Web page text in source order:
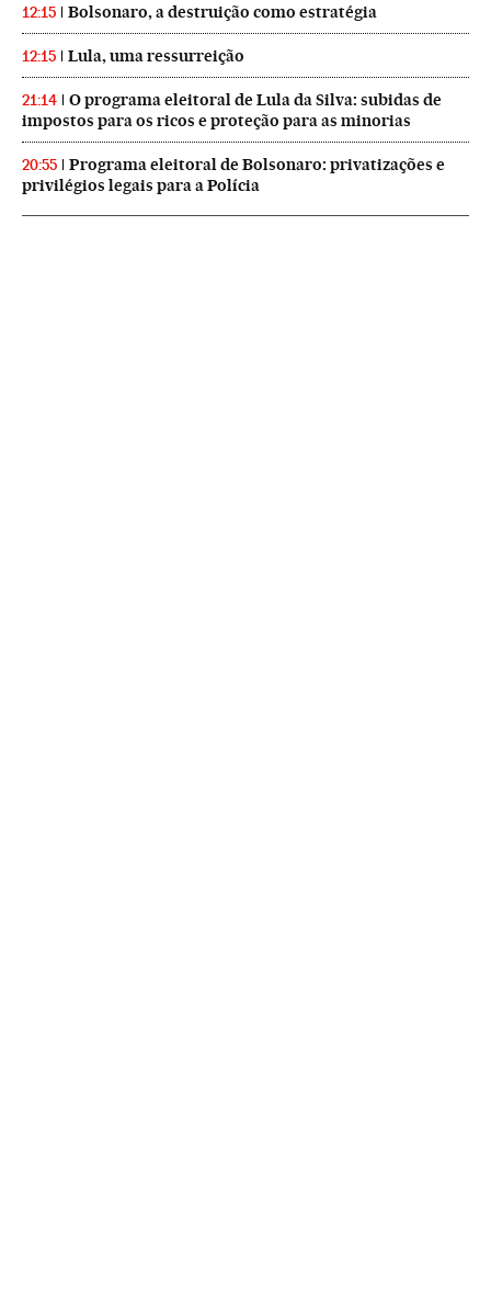
12:15 Bolsonaro, a destruição como estratégia
12:15 Lula, uma ressurreição
21:14
O programa eleitoral de Lula da Silva: subidas de
impostos para os ricos e proteção para as minorias
20:55
Programa eleitoral de Bolsonaro: privatizações e
privilégios legais para a Polícia